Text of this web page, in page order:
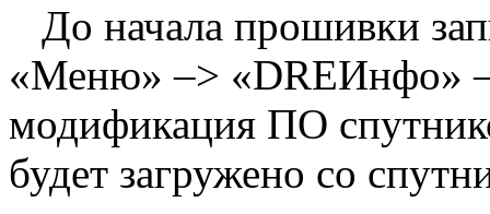
До начала прошивки
«Меню» –> «DREИнфо»
модификация ПО
будет загружено со